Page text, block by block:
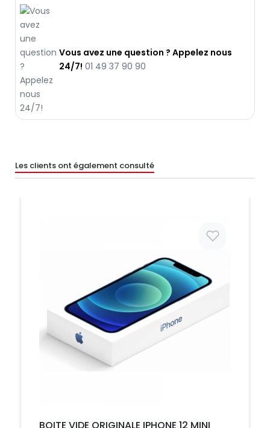
Vous avez une question ? Appelez nous
24/7! 01 49 37 90 90
Les clients ont également consulté